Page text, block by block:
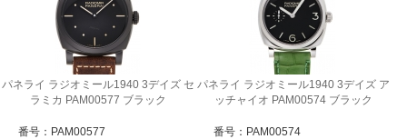
パネライ ラジオミール1940 3デイズ セ
ラミカ PAM00577 ブラック
番号：PAM00577
パネライ ラジオミール1940 3デイズ ア
ッチャイオ PAM00574 ブラック
番号：PAM00574